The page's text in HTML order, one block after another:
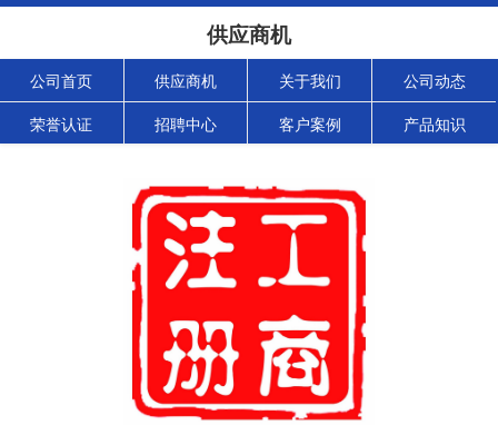
供应商机
公司首页 供应商机 关于我们 公司动态
荣誉认证 招聘中心 客户案例 产品知识